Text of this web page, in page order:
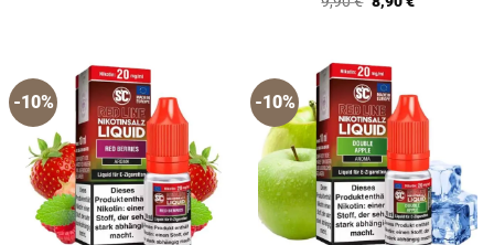
mit 5 von
Preis
-10% -10%